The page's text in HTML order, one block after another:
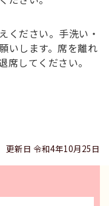
ください。手洗い・
いします。席を離れ
席してください。
更新日 令和4年10月25日